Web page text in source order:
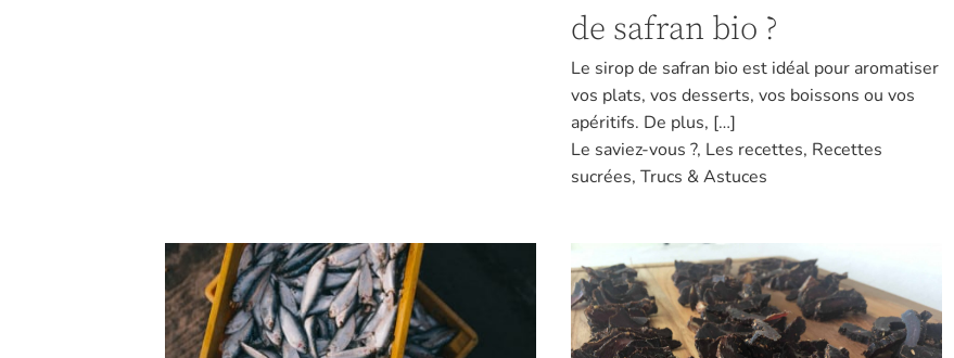
de safran bio ?
Le sirop de safran bio est idéal pour aromatiser
vos plats, vos desserts, vos boissons ou vos
apéritifs. De plus, […]
Le saviez-vous ?, Les recettes, Recettes
sucrées, Trucs & Astuces